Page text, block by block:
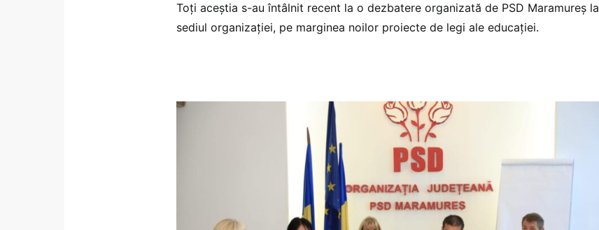
Toți aceștia s-au întâlnit recent la o dezbatere organizată de PSD Maramureș la
sediul organizației, pe marginea noilor proiecte de legi ale educației.